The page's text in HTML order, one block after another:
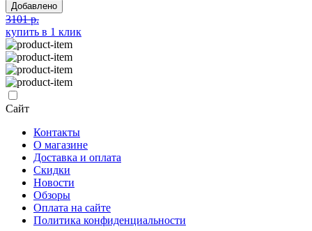
Добавлено
3101 р.
купить в 1 клик
Сайт
Контакты
О магазине
Доставка и оплата
Скидки
Новости
Обзоры
Оплата на сайте
Политика конфиденциальности